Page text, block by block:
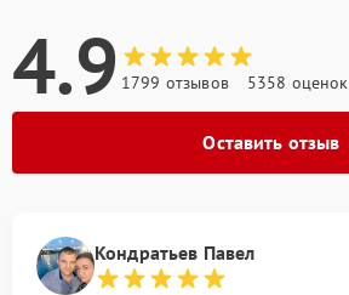
4.9 1799 отзывов 5358 оценок
Оставить отзыв
Кондратьев Павел